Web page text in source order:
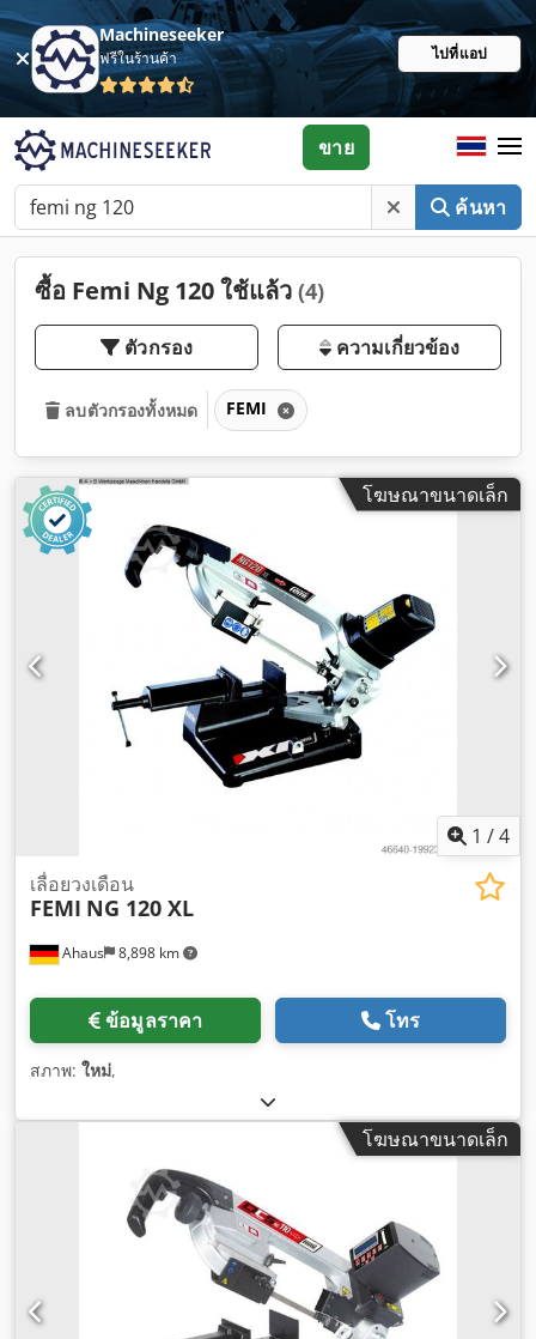
Machineseeker
ฟรีในร้านค้า ไปที่แอป
ค้นหา
ขาย
ซื้อ Femi Ng 120 ใช้แล้ว (4)
ตัวกรอง ความเกี่ยวข้อง
ลบตัวกรองทั้งหมด FEMI
โฆษณาขนาดเล็ก
1 /4
Ahaus 8,898 km
เลื่อยวงเดือน
FEMI NG 120 XL
ข้อมูลราคา โทร
สภาพ: ใหม่,
โฆษณาขนาดเล็ก